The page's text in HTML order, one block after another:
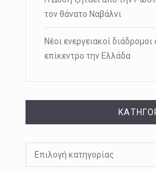
τον θάνατο Ναβάλνι
Νέοι ενεργειακοί
επίκεντρο την Ελλάδα